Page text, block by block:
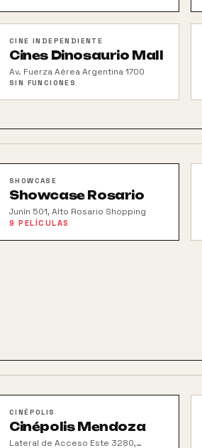
CINE INDEPENDIENTE
Cines Dinosaurio Mall
Av. Fuerza Aérea Argentina 1700
SIN FUNCIONES
SHOWCASE
Showcase Rosario
Junín 501, Alto Rosario Shopping
9 PELÍCULAS
CINÉPOLIS
Cinépolis Mendoza
Lateral de Acceso Este 3280,